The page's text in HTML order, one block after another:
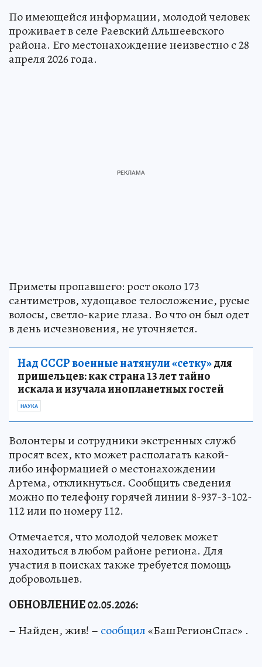
По имеющейся информации, молодой человек
проживает в селе Раевский Альшеевского
района. Его местонахождение неизвестно с 28
апреля 2026 года.
Приметы пропавшего: рост около 173
сантиметров, худощавое телосложение, русые
волосы, светло-карие глаза. Во что он был одет
в день исчезновения, не уточняется.
Над СССР военные натянули «сетку»для
пришельцев: как страна 13 лет тайно
искала и изучала инопланетных гостей
НАУКА
Волонтеры и сотрудники экстренных служб
просят всех, кто может располагать какой-
либо информацией о местонахождении
Артема, откликнуться. Сообщить сведения
можно по телефону горячей линии 8-937-3-102-
112 или по номеру 112.
Отмечается, что молодой человек может
находиться в любом районе региона. Для
участия в поисках также требуется помощь
добровольцев.
ОБНОВЛЕНИЕ 02.05.2026:
– Найден, жив! – сообщил«БашРегионСпас» .